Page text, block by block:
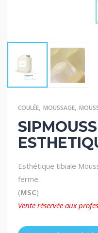
COULÉE, MOUSSAGE,
Esthétique tibiale
ferme.
(MSC)
Vente réservée aux